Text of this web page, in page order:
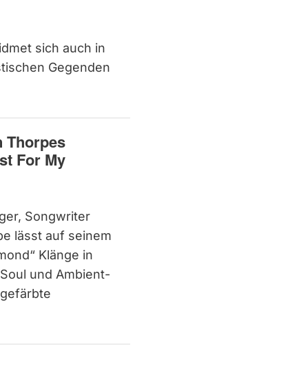
sich auch in
Gegenden
Thorpes
For My
Songwriter
lässt auf seinem
Klänge in
und Ambient-